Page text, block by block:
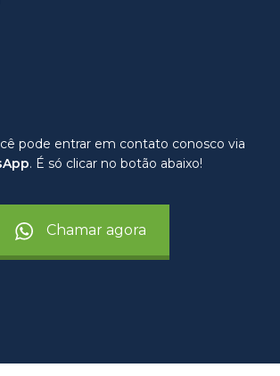
pode entrar em contato conosco via
. É só clicar no botão abaixo!
Chamar agora